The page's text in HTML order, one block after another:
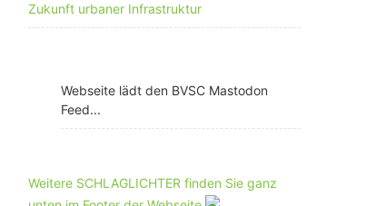
Zukunft urbaner Infrastruktur
Webseite lädt den BVSC Mastodon
Feed...
Weitere SCHLAGLICHTER finden Sie ganz